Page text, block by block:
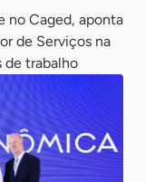
no Caged, aponta
de Serviços na
de trabalho